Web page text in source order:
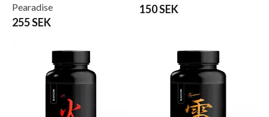
Pearadise
255 SEK
150 SEK